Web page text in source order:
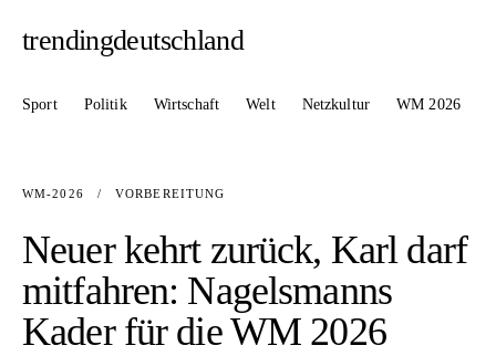
trendingdeutschland
Sport Politik Wirtschaft Welt Netzkultur WM 2026
WM-2026 / VORBEREITUNG
Neuer kehrt zurück, Karl darf
mitfahren: Nagelsmanns
Kader für die WM 2026